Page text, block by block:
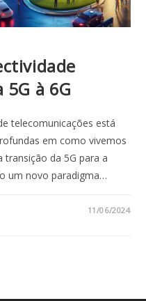
5G à 6G
telecomunicações está
em como vivemos
da 5G para a
um novo paradigma…
11/06/2024